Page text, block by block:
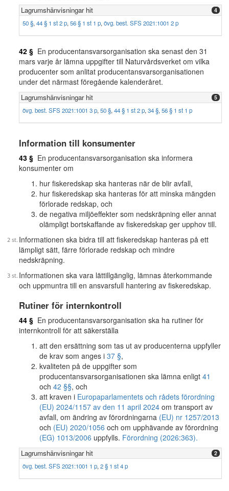
Lagrumshänvisningar hit 4
50 §, 44 § 1 st 2 p, 56 § 1 st 1 p, övg. best. SFS 2021:1001 2 p
42 § En producentansvarsorganisation ska senast den 31
mars varje år lämna uppgifter till Naturvårdsverket om vilka
producenter som anlitat producentansvarsorganisationen
under det närmast föregående kalenderåret.
Lagrumshänvisningar hit 5
övg. best. SFS 2021:1001 3 p, 50 §, 44 § 1 st 2 p, 34 §, 56 § 1 st 1 p
Information till konsumenter
43 § En producentansvarsorganisation ska informera
konsumenter om
hur fiskeredskap ska hanteras när de blir avfall,
hur fiskeredskap ska hanteras för att minska mängden
förlorade redskap, och
de negativa miljöeffekter som nedskräpning eller annat
olämpligt bortskaffande av fiskeredskap ger upphov till.
Informationen ska bidra till att fiskeredskap hanteras på ett
lämpligt sätt, färre förlorade redskap och mindre
nedskräpning.
Informationen ska vara lättillgänglig, lämnas återkommande
och uppmuntra till en ansvarsfull hantering av fiskeredskap.
Rutiner för internkontroll
44 § En producentansvarsorganisation ska ha rutiner för
internkontroll för att säkerställa
att den ersättning som tas ut av producenterna uppfyller
de krav som anges i 37 §,
kvaliteten på de uppgifter som
producentansvarsorganisationen ska lämna enligt 41
och 42 §§, och
att kraven i Europaparlamentets och rådets förordning
(EU) 2024/1157 av den 11 april 2024 om transport av
avfall, om ändring av förordningarna (EU) nr 1257/2013
och (EU) 2020/1056 och om upphävande av förordning
(EG) 1013/2006 uppfylls. Förordning (2026:363).
Lagrumshänvisningar hit 2
övg. best. SFS 2021:1001 1 p, 2 § 1 st 4 p